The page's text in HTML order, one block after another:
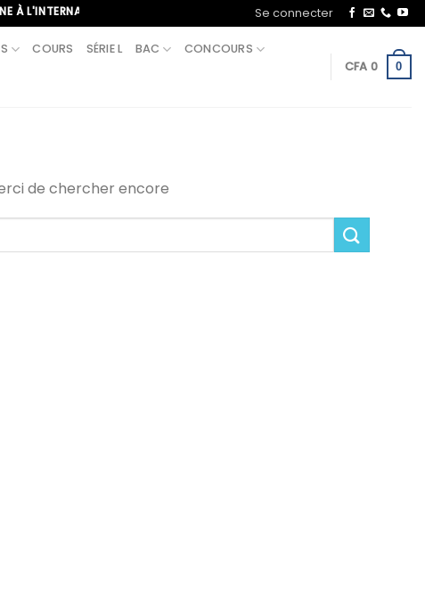
APPELEZ-NOUS AU+221 70 713 09 21
Se connecter
COURS SÉRIE L BAC CONCOURS
CFA 0 0
de chercher encore